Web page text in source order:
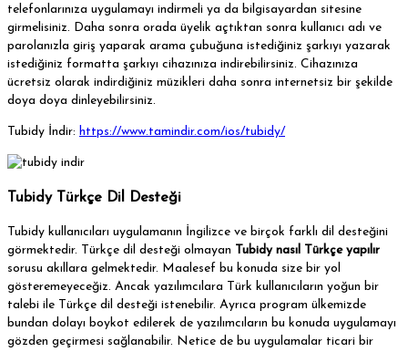
telefonlarınıza uygulamayı indirmeli ya da bilgisayardan sitesine
girmelisiniz. Daha sonra orada üyelik açtıktan sonra kullanıcı adı ve
parolanızla giriş yaparak arama çubuğuna istediğiniz şarkıyı yazarak
istediğiniz formatta şarkıyı cihazınıza indirebilirsiniz. Cihazınıza
ücretsiz olarak indirdiğiniz müzikleri daha sonra internetsiz bir şekilde
doya doya dinleyebilirsiniz.
Tubidy İndir: https://www.tamindir.com/ios/tubidy/
Tubidy Türkçe Dil Desteği
Tubidy kullanıcıları uygulamanın İngilizce ve birçok farklı dil desteğini
görmektedir. Türkçe dil desteği olmayan Tubidy nasıl Türkçe yapılır
sorusu akıllara gelmektedir. Maalesef bu konuda size bir yol
gösteremeyeceğiz. Ancak yazılımcılara Türk kullanıcıların yoğun bir
talebi ile Türkçe dil desteği istenebilir. Ayrıca program ülkemizde
bundan dolayı boykot edilerek de yazılımcıların bu konuda uygulamayı
gözden geçirmesi sağlanabilir. Netice de bu uygulamalar ticari bir